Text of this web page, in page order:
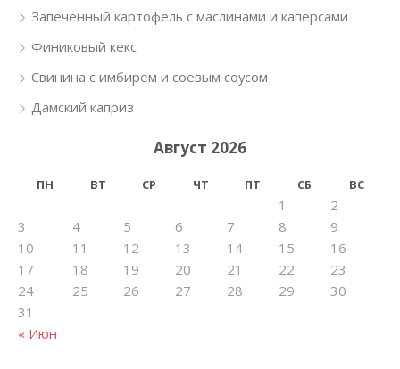
Запеченный картофель с маслинами и каперсами
Финиковый кекс
Свинина с имбирем и соевым соусом
Дамский каприз
Август 2026
ПН ВТ СР ЧТ ПТ СБ ВС
« Июн
1
2
3
4 5 6 7 8
9
10
11 12 13 14 15
16
17
18 19 20 21 22
23
24
25 26 27 28 29
30
31